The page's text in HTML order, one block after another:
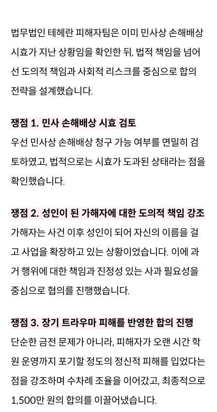
법무법인 테헤란 피해자팀은 이미 민사상 손해배상
시효가 지난 상황임을 확인한 뒤, 법적 책임을 넘어
선 도의적 책임과 사회적 리스크를 중심으로 합의
전략을 설계했습니다.
쟁점 1. 민사 손해배상 시효 검토
우선 민사상 손해배상 청구 가능 여부를 면밀히 검
토하였고, 법적으로는 시효가 도과된 상태라는 점을
확인했습니다.
쟁점 2. 성인이 된 가해자에 대한 도의적 책임 강조
가해자는 사건 이후 성인이 되어 자신의 이름을 걸
고 사업을 확장하고 있는 상황이었습니다. 이에 과
거 행위에 대한 책임과 진정성 있는 사과 필요성을
중심으로 협의를 진행했습니다.
쟁점 3. 장기 트라우마 피해를 반영한 합의 진행
단순한 금전 문제가 아니라, 피해자가 오랜 시간 학
원 운영까지 포기할 정도의 정신적 피해를 입었다는
점을 강조하며 수차례 조율을 이어갔고, 최종적으로
1,500만 원의 합의를 이끌어냈습니다.